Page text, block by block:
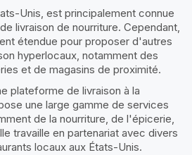
Unis, est principalement connue
livraison de nourriture. Cependant,
étendue pour proposer d'autres
hyperlocaux, notamment des
et de magasins de proximité.
plateforme de livraison à la
une large gamme de services
de la nourriture, de l'épicerie,
travaille en partenariat avec divers
locaux aux États-Unis.